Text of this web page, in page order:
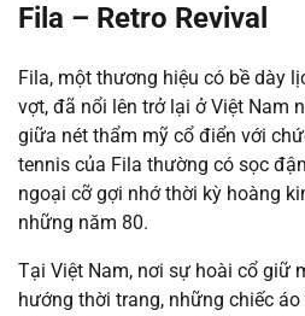
Fila – Retro Revival
Fila, một thương hiệu có bề dày
vợt, đã nổi lên trở lại ở Việt Nam
giữa nét thẩm mỹ cổ điển với
tennis của Fila thường có sọc
ngoại cỡ gợi nhớ thời kỳ hoàng
những năm 80.
Tại Việt Nam, nơi sự hoài cổ giữ
hướng thời trang, những chiếc